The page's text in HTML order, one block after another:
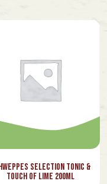
Selection Tonic &
Touch Of Lime 200ml